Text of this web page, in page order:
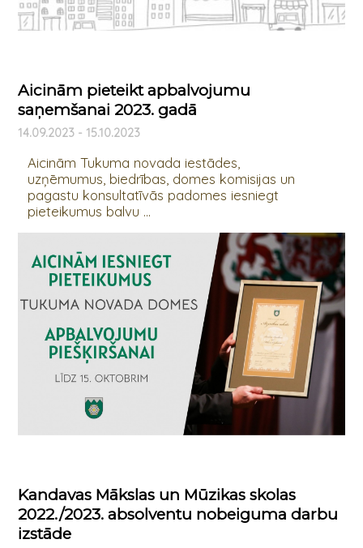
Aicinām pieteikt apbalvojumu
saņemšanai 2023. gadā
14.09.2023 - 15.10.2023
Aicinām Tukuma novada iestādes,
uzņēmumus, biedrības, domes komisijas un
pagastu konsultatīvās padomes iesniegt
pieteikumus balvu ...
Kandavas Mākslas un Mūzikas skolas
2022./2023. absolventu nobeiguma darbu
izstāde